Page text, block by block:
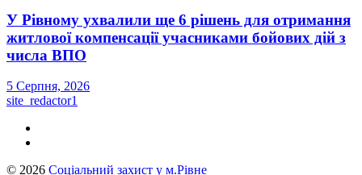
У Рівному ухвалили ще 6 рішень для отримання
житлової компенсації учасниками бойових дій з
числа ВПО
5 Серпня, 2026
site_redactor1
© 2026 Соціальний захист у м.Рівне